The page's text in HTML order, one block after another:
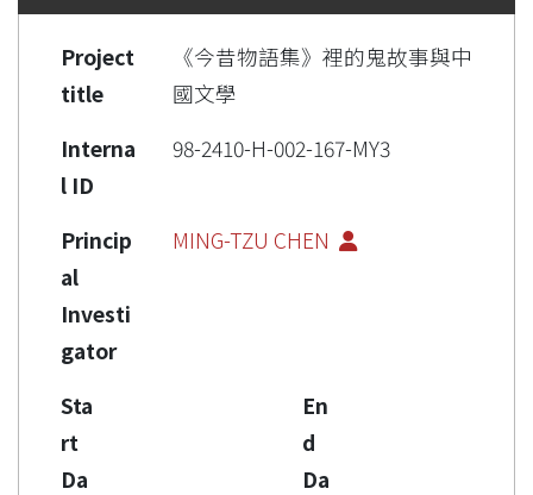
Project
title
《今昔物語集》裡的鬼故事與中
國文學
Interna
l ID
98-2410-H-002-167-MY3
Princip
al
Investi
gator
MING-TZU CHEN
Sta
rt
Da
En
d
Da